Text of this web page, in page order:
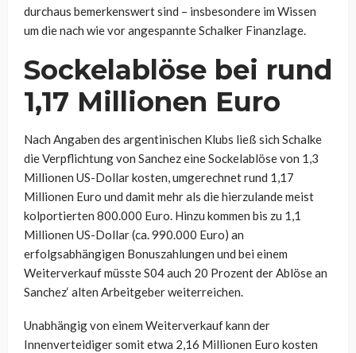
durchaus bemerkenswert sind – insbesondere im Wissen
um die nach wie vor angespannte Schalker Finanzlage.
Sockelablöse bei rund
1,17 Millionen Euro
Nach Angaben des argentinischen Klubs ließ sich Schalke
die Verpflichtung von Sanchez eine Sockelablöse von 1,3
Millionen US-Dollar kosten, umgerechnet rund 1,17
Millionen Euro und damit mehr als die hierzulande meist
kolportierten 800.000 Euro. Hinzu kommen bis zu 1,1
Millionen US-Dollar (ca. 990.000 Euro) an
erfolgsabhängigen Bonuszahlungen und bei einem
Weiterverkauf müsste S04 auch 20 Prozent der Ablöse an
Sanchez‘ alten Arbeitgeber weiterreichen.
Unabhängig von einem Weiterverkauf kann der
Innenverteidiger somit etwa 2,16 Millionen Euro kosten